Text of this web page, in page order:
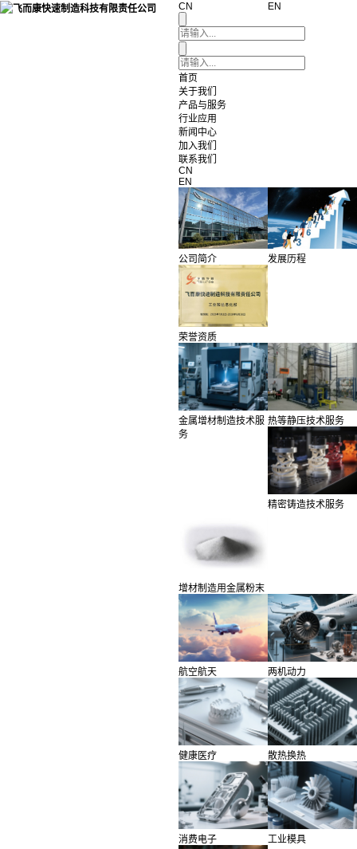
CN EN
首页
关于我们
产品与服务
行业应用
新闻中心
加入我们
联系我们
CN
EN
公司简介 发展历程
荣誉资质
金属增材制造技术服
务
热等静压技术服务
精密铸造技术服务
增材制造用金属粉末
航空航天 两机动力
健康医疗 散热换热
消费电子 工业模具